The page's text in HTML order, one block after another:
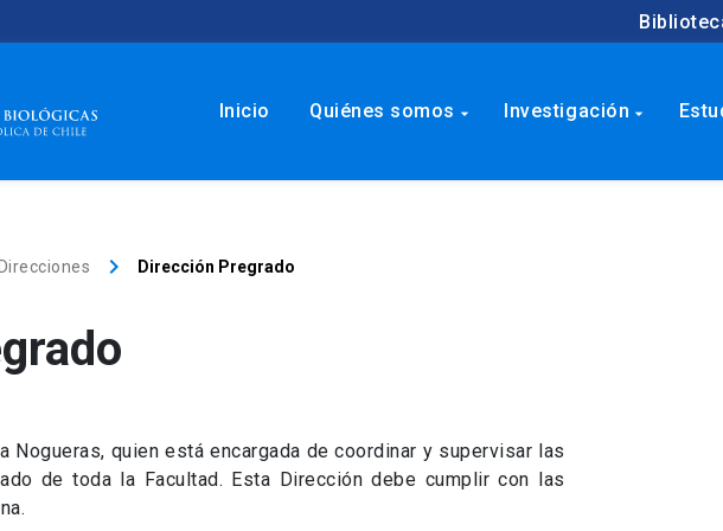
Inicio Quiénes somos arrow_drop_down Investigación arrow_drop_down
Direcciones keyboard_arrow_right Dirección Pregrado
Nogueras, quien está encargada de coordinar y supervisar las
de toda la Facultad. Esta Dirección debe cumplir con las